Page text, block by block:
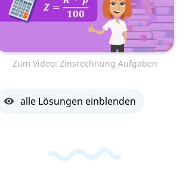
Zum Video: Zinsrechnung Aufgaben
alle Lösungen einblenden